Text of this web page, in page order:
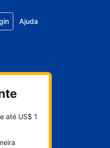
Ajuda
até US$ 1